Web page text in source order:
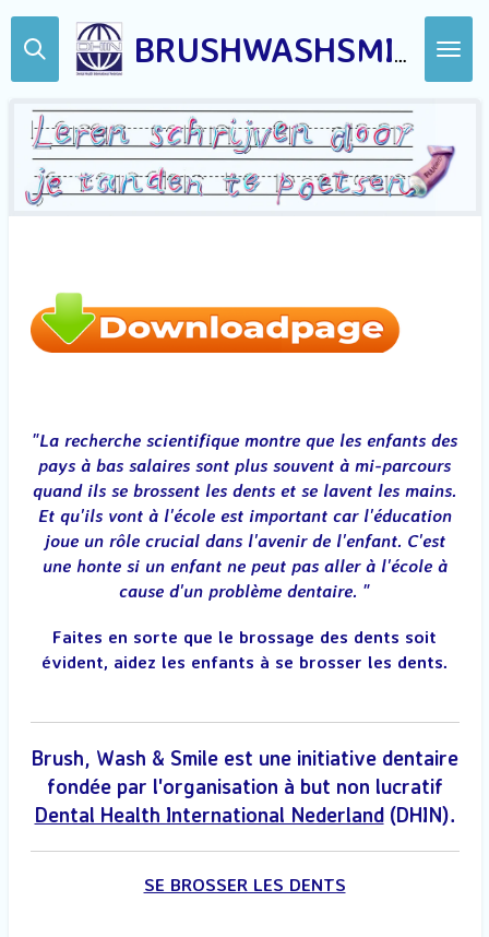
Ga
direct
hoofdinhoud
BRUSHWASHSMILE-DHIN.COM
"La recherche scientifique montre que les enfants des
pays à bas salaires sont plus souvent à mi-parcours
quand ils se brossent les dents et se lavent les mains.
Et qu'ils vont à l'école est important car l'éducation
joue un rôle crucial dans l'avenir de l'enfant. C'est
une honte si un enfant ne peut pas aller à l'école à
cause d'un problème dentaire. "
Faites en sorte que le brossage des dents soit
évident, aidez les enfants à se brosser les dents.
Brush, Wash & Smileest une initiative dentaire
fondée par l'organisation à but non lucratif
Dental Health International Nederland(DHIN).
SE BROSSER LES DENTS